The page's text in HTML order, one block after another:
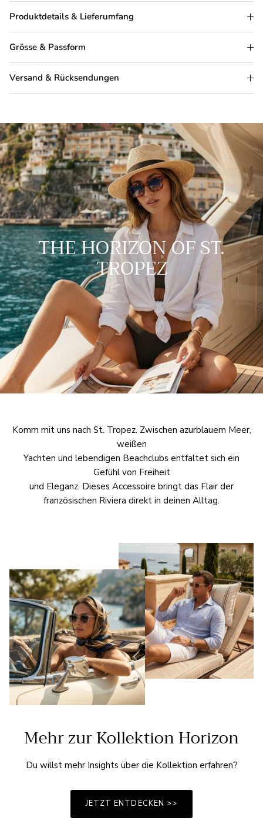
Produktdetails & Lieferumfang
Grösse & Passform
Versand & Rücksendungen
THE HORIZON OF ST.
TROPEZ
Komm mit uns nach St. Tropez. Zwischen azurblauem Meer,
weißen
Yachten und lebendigen Beachclubs entfaltet sich ein
Gefühl von Freiheit
und Eleganz. Dieses Accessoire bringt das Flair der
französischen Riviera direkt in deinen Alltag.
Mehr zur Kollektion Horizon
Du willst mehr Insights über die Kollektion erfahren?
JETZT ENTDECKEN >>